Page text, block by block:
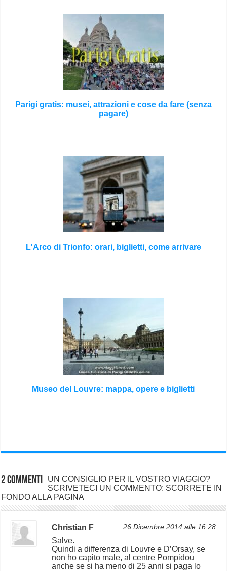
Parigi gratis: musei, attrazioni e cose da fare (senza
pagare)
L'Arco di Trionfo: orari, biglietti, come arrivare
Museo del Louvre: mappa, opere e biglietti
2 commenti
UN CONSIGLIO PER IL VOSTRO VIAGGIO?
SCRIVETECI UN COMMENTO: SCORRETE IN
FONDO ALLA PAGINA
Christian F 26 Dicembre 2014 alle 16:28
Salve.
Quindi a differenza di Louvre e D’Orsay, se
non ho capito male, al centre Pompidou
anche se si ha meno di 25 anni si paga lo